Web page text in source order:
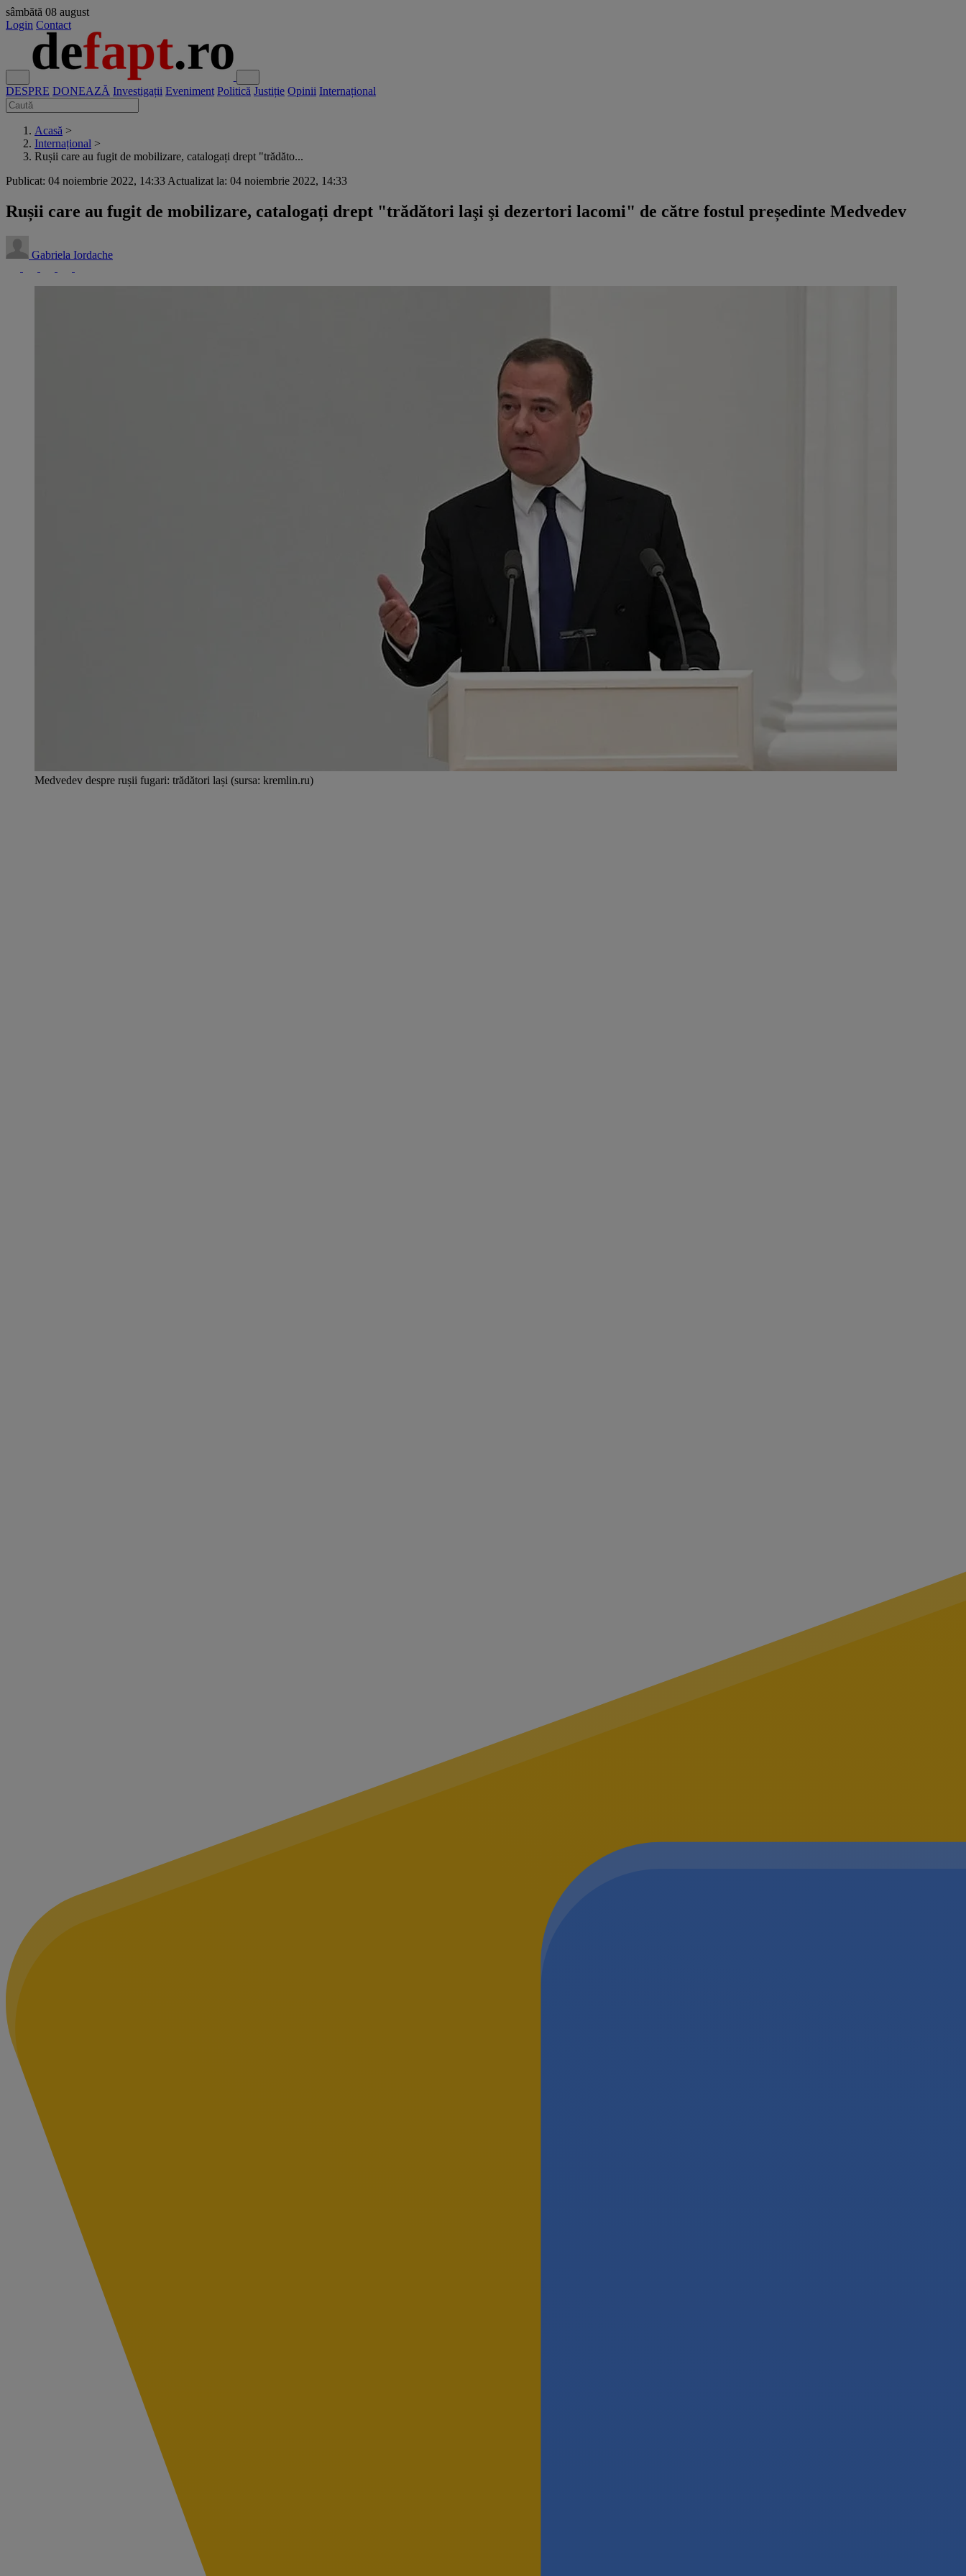
sâmbătă 08 august
Login Contact
DESPRE DONEAZĂ Investigații Eveniment Politică Justiție Opinii Internațional
Acasă >
Internațional >
Rușii care au fugit de mobilizare, catalogați drept "trădăto...
Publicat: 04 noiembrie 2022, 14:33 Actualizat la: 04 noiembrie 2022, 14:33
Rușii care au fugit de mobilizare, catalogați drept "trădători laşi şi dezertori lacomi" de către fostul președinte Medvedev
Gabriela Iordache
Medvedev despre rușii fugari: trădători lași (sursa: kremlin.ru)